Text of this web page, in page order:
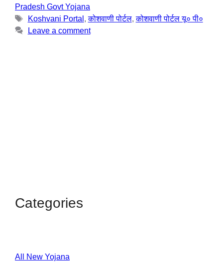
Pradesh Govt Yojana
Koshvani Portal ,कोशवाणी पोर्टल,कोशवाणी पोर्टल यू० पी०
Leave a comment
Categories
All New Yojana